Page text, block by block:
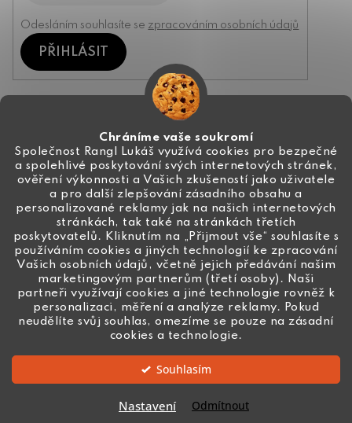
Chráníme vaše soukromí
Společnost Rangl Lukáš využívá cookies pro bezpečné
a spolehlivé poskytování svých internetových stránek,
ověření výkonnosti a Vašich zkušeností jako uživatele
a pro další zlepšování zásadního obsahu a
personalizované reklamy jak na našich internetových
stránkách, tak také na stránkách třetích
poskytovatelů. Kliknutím na „Přijmout vše“ souhlasíte s
používáním cookies a jiných technologií ke zpracování
Vašich osobních údajů, včetně jejich předávání našim
marketingovým partnerům (třetí osoby). Naši
partneři využívají cookies a jiné technologie rovněž k
personalizaci, měření a analýze reklamy. Pokud
neudělíte svůj souhlas, omezíme se pouze na zásadní
cookies a technologie.
Souhlasím
Nastavení Odmítnout
Odesláním souhlasíte se zpracováním osobních údajů
PŘIHLÁSIT
info@ceske-koralky.cz
+420 774 444 191